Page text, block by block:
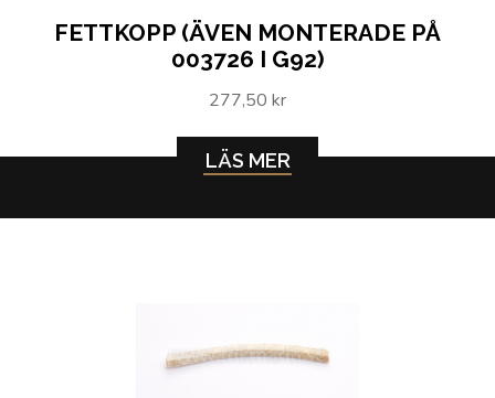
FETTKOPP (ÄVEN MONTERADE PÅ
003726 I G92)
277,50 kr
LÄS MER